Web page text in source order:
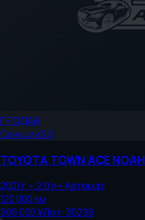
ПРОДАН
Санкции3.5
TOYOTATOWN ACE NOAH
2001 г.• 2.0л• Автомат
120 000км
505 000 ¥Лот: 30298